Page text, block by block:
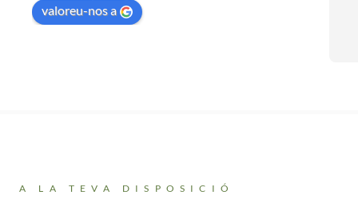
valoreu-nos a
A LA TEVA DISPOSICIÓ